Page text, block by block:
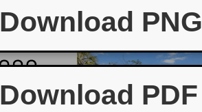
Download PNG
Download PDF